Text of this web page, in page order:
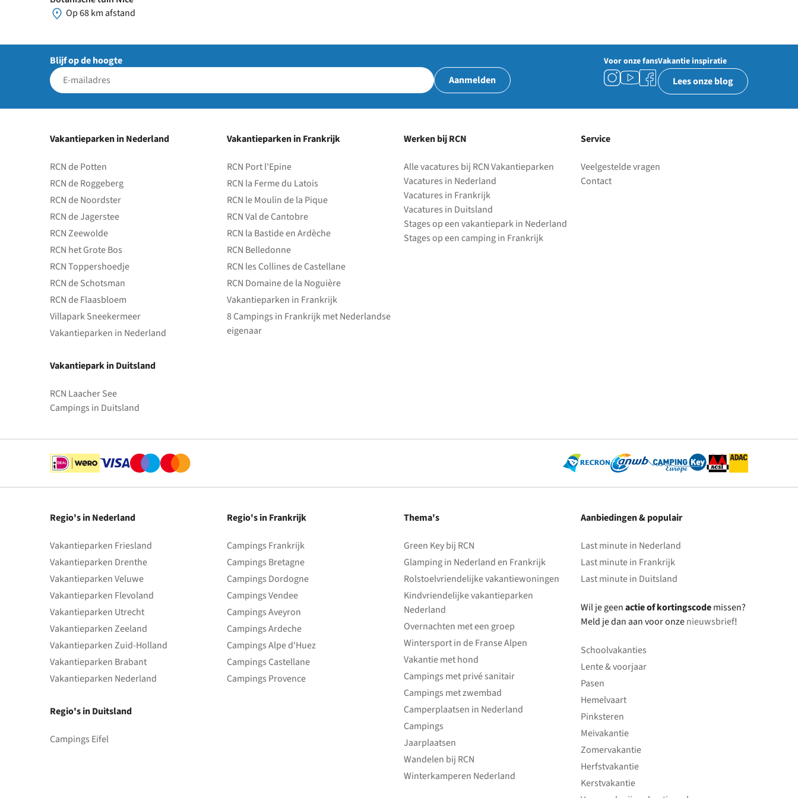
Op 68 km afstand
Blijf op de hoogte
Aanmelden
Voor onze fansVakantie inspiratie
Lees onze blog
Vakantieparken in Nederland
RCN de Potten
RCN de Roggeberg
RCN de Noordster
RCN de Jagerstee
RCN Zeewolde
RCN het Grote Bos
RCN Toppershoedje
RCN de Schotsman
RCN de Flaasbloem
Villapark Sneekermeer
Vakantieparken in Nederland
Vakantiepark in Duitsland
RCN Laacher See
Campings in Duitsland
Vakantieparken in Frankrijk
RCN Port l'Epine
RCN la Ferme du Latois
RCN le Moulin de la Pique
RCN Val de Cantobre
RCN la Bastide en Ardèche
RCN Belledonne
RCN les Collines de Castellane
RCN Domaine de la Noguière
Vakantieparken in Frankrijk
8 Campings in Frankrijk met Nederlandse
eigenaar
Werken bij RCN
Alle vacatures bij RCN Vakantieparken
Vacatures in Nederland
Vacatures in Frankrijk
Vacatures in Duitsland
Stages op een vakantiepark in Nederland
Stages op een camping in Frankrijk
Service
Veelgestelde vragen
Contact
Regio's in Nederland
Vakantieparken Friesland
Vakantieparken Drenthe
Vakantieparken Veluwe
Vakantieparken Flevoland
Vakantieparken Utrecht
Vakantieparken Zeeland
Vakantieparken Zuid-Holland
Vakantieparken Brabant
Vakantieparken Nederland
Regio's in Duitsland
Campings Eifel
Regio's in Frankrijk
Campings Frankrijk
Campings Bretagne
Campings Dordogne
Campings Vendee
Campings Aveyron
Campings Ardeche
Campings Alpe d'Huez
Campings Castellane
Campings Provence
Thema's
Green Key bij RCN
Glamping in Nederland en Frankrijk
Rolstoelvriendelijke vakantiewoningen
Kindvriendelijke vakantieparken
Nederland
Overnachten met een groep
Wintersport in de Franse Alpen
Vakantie met hond
Campings met privé sanitair
Campings met zwembad
Camperplaatsen in Nederland
Campings
Jaarplaatsen
Wandelen bij RCN
Winterkamperen Nederland
Aanbiedingen & populair
Last minute in Nederland
Last minute in Frankrijk
Last minute in Duitsland
Wil je geenactie of kortingscodemissen?
Meld je dan aan voor onzenieuwsbrief!
Schoolvakanties
Lente & voorjaar
Pasen
Hemelvaart
Pinksteren
Meivakantie
Zomervakantie
Herfstvakantie
Kerstvakantie